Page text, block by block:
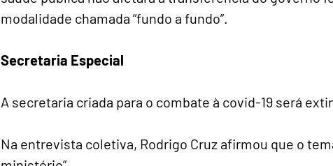
modalidade chamada “fundo a fundo”.
Secretaria Especial
A secretaria criada para o combate à covid-19 será
Na entrevista coletiva, Rodrigo Cruz afirmou que o